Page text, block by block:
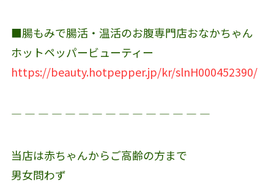
■腸もみで腸活・温活のお腹専門店おなかちゃん
ホットペッパービューティー
https://beauty.hotpepper.jp/kr/slnH000452390/
― ― ― ― ― ― ― ― ― ― ― ― ― ― ―
当店は赤ちゃんからご高齢の方まで
男女問わず